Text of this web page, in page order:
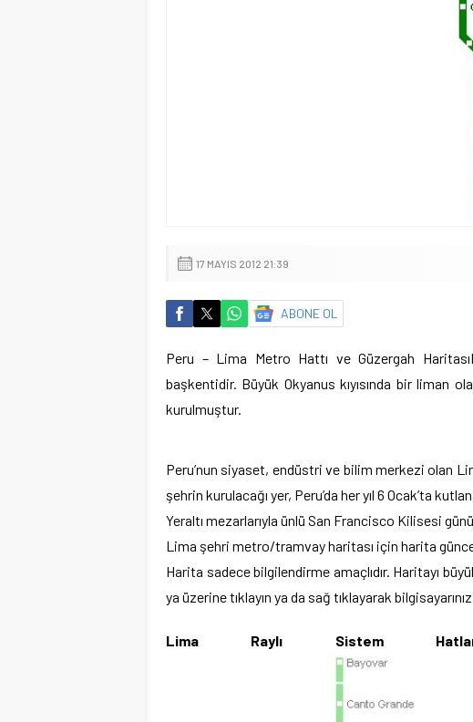
17 MAYIS 2012 21:39
ABONE OL
Peru – Lima Metro Hattı ve Güzergah Haritası
başkentidir. Büyük Okyanus kıyısında bir liman
kurulmuştur.
Peru’nun siyaset, endüstri ve bilim merkezi olan
şehrin kurulacağı yer, Peru’da her yıl 6 Ocak’ta
Yeraltı mezarlarıyla ünlü San Francisco Kilisesi
Lima şehri metro/tramvay haritası için harita
Harita sadece bilgilendirme amaçlıdır. Haritayı
ya üzerine tıklayın ya da sağ tıklayarak
Lima Raylı Sistem